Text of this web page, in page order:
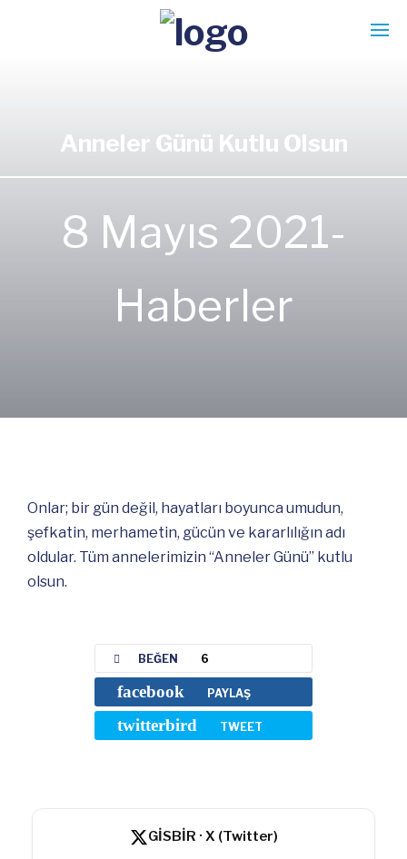
Anneler Günü Kutlu Olsun
8 Mayıs 2021-
Haberler
Onlar; bir gün değil, hayatları boyunca umudun,
şefkatin, merhametin, gücün ve kararlılığın adı
oldular. Tüm annelerimizin “Anneler Günü” kutlu
olsun.
BEĞEN 6
facebook PAYLAŞ
twitterbird TWEET
GİSBİR · X (Twitter)